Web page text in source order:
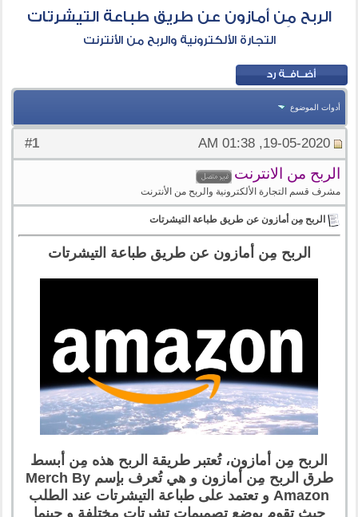
الربح مِن أمازون عن طريق طباعة التيشرتات
التجارة الألكترونية والربح من الأنترنت
أدوات الموضوع
#
1 19-05-2020, 01:38 AM
الربح من الانترنت
مشرف قسم التجارة الألكترونية والربح من الأنترنت
الربح مِن أمازون عن طريق طباعة التيشرتات
الربح مِن أمازون عن طريق طباعة التيشرتات
الربح مِن أمازون، تُعتبر طريقة الربح هذه مِن أبسط
طرق الربح مِن أمازون و هي تُعرف بإسم Merch By
Amazon و تعتمد على طباعة التيشرتات عند الطلب
حيث تقوم بوضع تصميمات تشرتات مختلفة و حينما